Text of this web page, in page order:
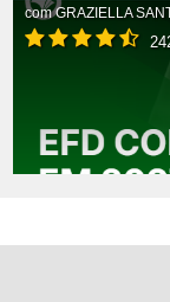
comGRAZIELLA